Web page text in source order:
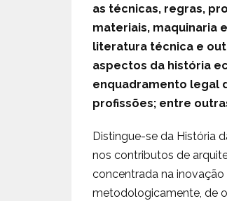
as técnicas, regras,
materiais, maquinaria
literatura técnica e
aspectos da história
enquadramento legal
profissões; entre
Distingue-se da História
nos contributos de
concentrada na
metodologicamente, de